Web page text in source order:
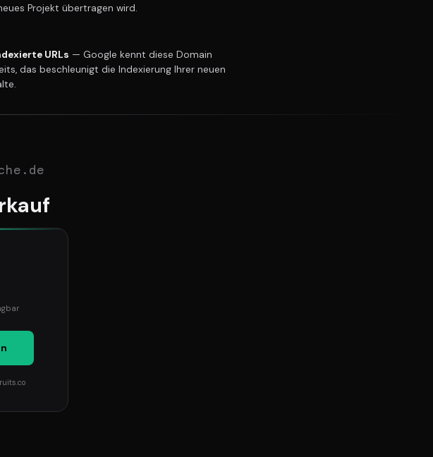
Projekt übertragen wird.
URLs — Google kennt diese Domain
das beschleunigt die Indexierung Ihrer neuen